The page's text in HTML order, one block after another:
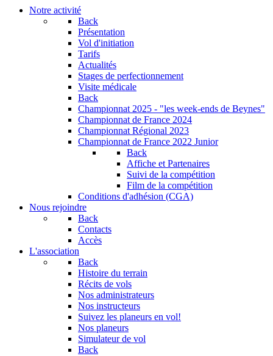
Notre activité
Back
Présentation
Vol d'initiation
Tarifs
Actualités
Stages de perfectionnement
Visite médicale
Back
Championnat 2025 - "les week-ends de Beynes"
Championnat de France 2024
Championnat Régional 2023
Championnat de France 2022 Junior
Back
Affiche et Partenaires
Suivi de la compétition
Film de la compétition
Conditions d'adhésion (CGA)
Nous rejoindre
Back
Contacts
Accès
L'association
Back
Histoire du terrain
Récits de vols
Nos administrateurs
Nos instructeurs
Suivez les planeurs en vol!
Nos planeurs
Simulateur de vol
Back